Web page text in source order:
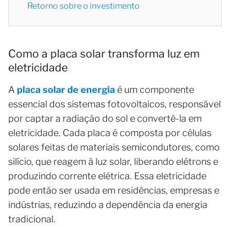
Retorno sobre o investimento
Como a placa solar transforma luz em
eletricidade
A placa solar de energia é um componente
essencial dos sistemas fotovoltaicos, responsável
por captar a radiação do sol e convertê-la em
eletricidade. Cada placa é composta por células
solares feitas de materiais semicondutores, como
silício, que reagem à luz solar, liberando elétrons e
produzindo corrente elétrica. Essa eletricidade
pode então ser usada em residências, empresas e
indústrias, reduzindo a dependência da energia
tradicional.